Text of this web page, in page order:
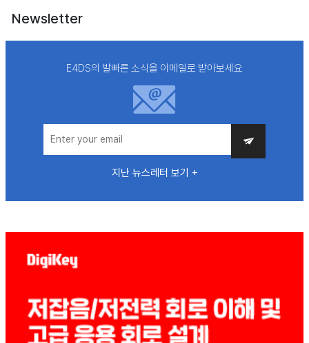
Newsletter
E4DS의 발빠른 소식을 이메일로 받아보세요
지난 뉴스레터 보기 +